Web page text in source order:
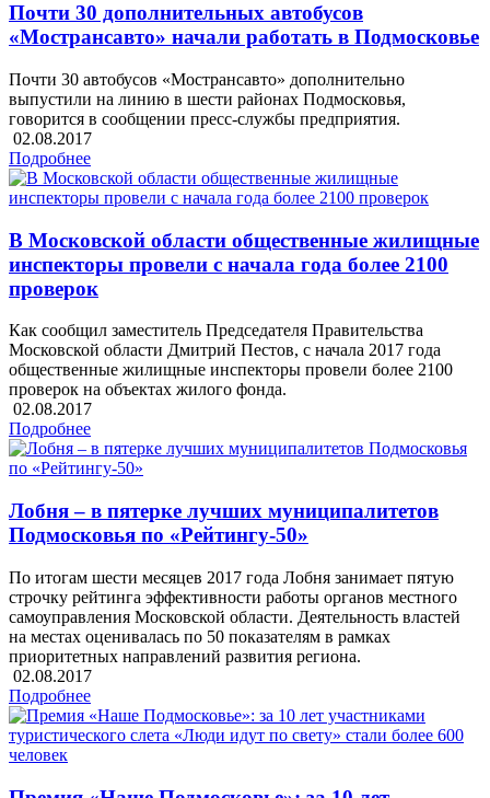
Почти 30 дополнительных автобусов
«Мострансавто» начали работать в Подмосковье
Почти 30 автобусов «Мострансавто» дополнительно
выпустили на линию в шести районах Подмосковья,
говорится в сообщении пресс-службы предприятия.
02.08.2017
Подробнее
В Московской области общественные жилищные
инспекторы провели с начала года более 2100
проверок
Как сообщил заместитель Председателя Правительства
Московской области Дмитрий Пестов, с начала 2017 года
общественные жилищные инспекторы провели более 2100
проверок на объектах жилого фонда.
02.08.2017
Подробнее
Лобня – в пятерке лучших муниципалитетов
Подмосковья по «Рейтингу-50»
По итогам шести месяцев 2017 года Лобня занимает пятую
строчку рейтинга эффективности работы органов местного
самоуправления Московской области. Деятельность властей
на местах оценивалась по 50 показателям в рамках
приоритетных направлений развития региона.
02.08.2017
Подробнее